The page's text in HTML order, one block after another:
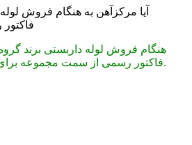
آیا مرکزآهن به هنگام فروش
هنگام فروش لوله داربستی برند
فاکتور رسمی از سمت مجموعه برای شما صادر می‌ گردد.